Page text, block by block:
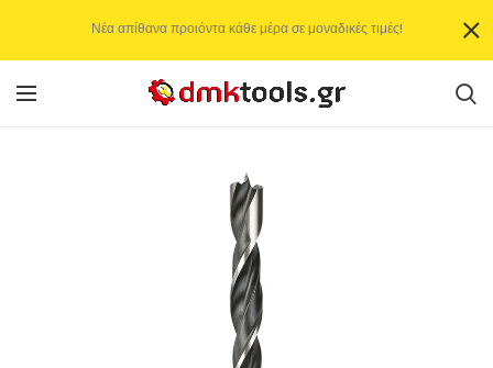
Νέα απίθανα προιόντα κάθε μέρα σε μοναδικές τιμές!